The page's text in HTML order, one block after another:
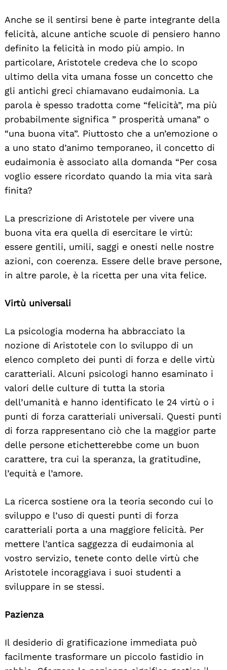
Anche se il sentirsi bene è parte integrante della
felicità, alcune antiche scuole di pensiero hanno
definito la felicità in modo più ampio. In
particolare, Aristotele credeva che lo scopo
ultimo della vita umana fosse un concetto che
gli antichi greci chiamavano eudaimonia. La
parola è spesso tradotta come “felicità”, ma più
probabilmente significa ” prosperità umana” o
“una buona vita”. Piuttosto che a un’emozione o
a uno stato d’animo temporaneo, il concetto di
eudaimonia è associato alla domanda “Per cosa
voglio essere ricordato quando la mia vita sarà
finita?
La prescrizione di Aristotele per vivere una
buona vita era quella di esercitare le virtù:
essere gentili, umili, saggi e onesti nelle nostre
azioni, con coerenza. Essere delle brave persone,
in altre parole, è la ricetta per una vita felice.
Virtù universali
La psicologia moderna ha abbracciato la
nozione di Aristotele con lo sviluppo di un
elenco completo dei punti di forza e delle virtù
caratteriali. Alcuni psicologi hanno esaminato i
valori delle culture di tutta la storia
dell’umanità e hanno identificato le 24 virtù o i
punti di forza caratteriali universali. Questi punti
di forza rappresentano ciò che la maggior parte
delle persone etichetterebbe come un buon
carattere, tra cui la speranza, la gratitudine,
l’equità e l’amore.
La ricerca sostiene ora la teoria secondo cui lo
sviluppo e l’uso di questi punti di forza
caratteriali porta a una maggiore felicità. Per
mettere l’antica saggezza di eudaimonia al
vostro servizio, tenete conto delle virtù che
Aristotele incoraggiava i suoi studenti a
sviluppare in se stessi.
Pazienza
Il desiderio di gratificazione immediata può
facilmente trasformare un piccolo fastidio in